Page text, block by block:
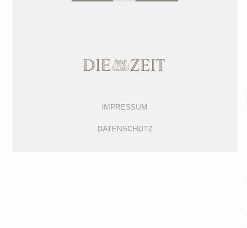
IMPRESSUM
DATENSCHUTZ